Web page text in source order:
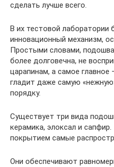
сделать лучше всего.
В их тестовой лаборатории
инновационный механизм,
Простыми словами,
более долговечна, не
царапинам, а самое
гладит даже самую
порядку.
Существует три вида
керамика, элоксал и
покрытием самые
Они обеспечивают